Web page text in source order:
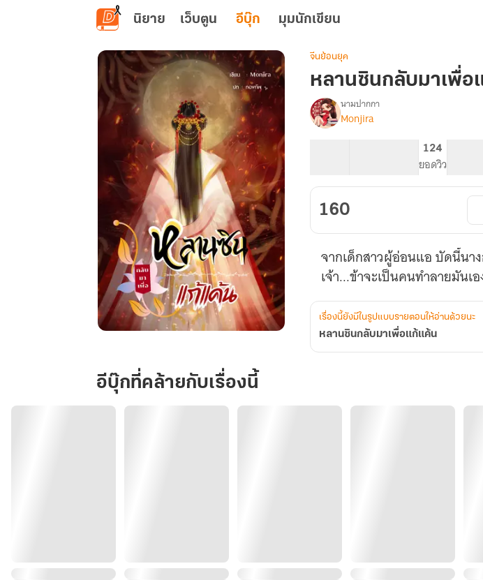
ข้ามไปยังเนื้อหาหลัก
นิยาย เว็บตูน อีบุ๊ก มุมนักเขียน
นก
ลับ
มา
จีนย้อนยุค
หลานซินกลับมาเพื่อ
เรื่อง
หลาน
มา
เพื่อ
แก้
แค้น
นามปากกา
Monjira
124
ยอดวิว
160
จากเด็กสาวผู้อ่อนแอ บัดนี้นา
เจ้า...ข้าจะเป็นคนทำลายมันเอ
เรื่องนี้ยังมีในรูปแบบรายตอนให้อ่านด้วยนะ
หลานซินกลับมาเพื่อแก้แค้น
อีบุ๊กที่คล้ายกับเรื่องนี้